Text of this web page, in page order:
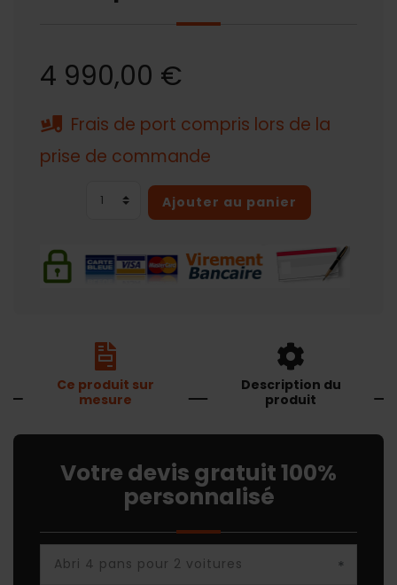
4 990,00 €
Frais de port compris lors de la
prise de commande
Ajouter au panier
Ce produit sur
mesure
Description du
produit
Votre devis gratuit 100%
personnalisé
*